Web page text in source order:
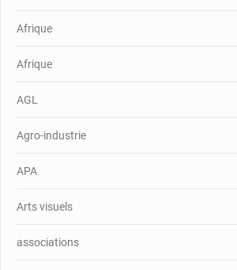
Afrique
Afrique
AGL
Agro-industrie
APA
Arts visuels
associations